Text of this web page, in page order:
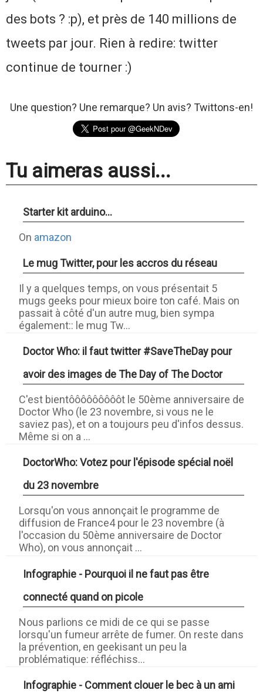
des bots ? :p), et près de 140 millions de
tweets par jour. Rien à redire: twitter
continue de tourner :)
Une question? Une remarque? Un avis? Twittons-en!
Tu aimeras aussi...
Starter kit arduino...
On amazon
Le mug Twitter, pour les accros du réseau
Il y a quelques temps, on vous présentait 5
mugs geeks pour mieux boire ton café. Mais on
passait à côté d'un autre mug, bien sympa
également:: le mug Tw...
Doctor Who: il faut twitter #SaveTheDay pour
avoir des images de The Day of The Doctor
C'est bientôôôôôôôôôt le 50ème anniversaire de
Doctor Who (le 23 novembre, si vous ne le
saviez pas), et on a toujours peu d'infos dessus.
Même si on a ...
DoctorWho: Votez pour l'épisode spécial noël
du 23 novembre
Lorsqu'on vous annonçait le programme de
diffusion de France4 pour le 23 novembre (à
l'occasion du 50ème anniversaire de Doctor
Who), on vous annonçait ...
Infographie - Pourquoi il ne faut pas être
connecté quand on picole
Nous parlions ce midi de ce qui se passe
lorsqu'un fumeur arrête de fumer. On reste dans
la prévention, en geekisant un peu la
problématique: réfléchiss...
Infographie - Comment clouer le bec à un ami